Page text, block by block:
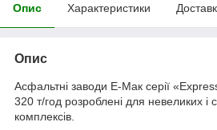
Опис Характеристики
Опис
Асфальтні заводи Е-Мак серії
320 т/год розроблені для невеликих і
комплексів.